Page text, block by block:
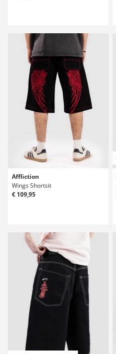
Affliction
Wings Shortsit
€ 109,95